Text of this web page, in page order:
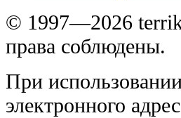
© 1997—2026
права соблюдены.
При
электронного